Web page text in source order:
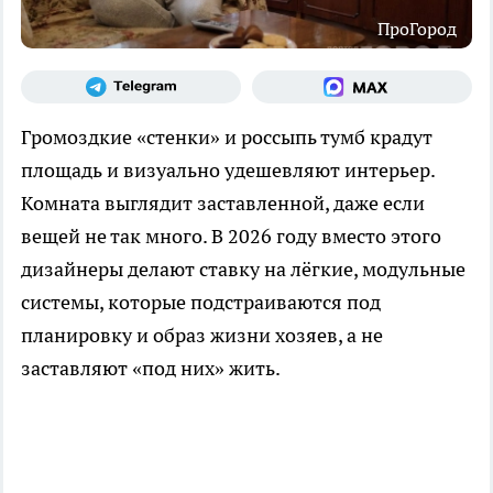
ПроГород
Громоздкие «стенки» и россыпь тумб крадут
площадь и визуально удешевляют интерьер.
Комната выглядит заставленной, даже если
вещей не так много. В 2026 году вместо этого
дизайнеры делают ставку на лёгкие, модульные
системы, которые подстраиваются под
планировку и образ жизни хозяев, а не
заставляют «под них» жить.